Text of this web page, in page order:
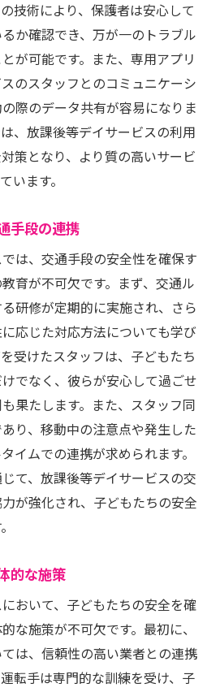
技術により、保護者は安心して
か確認でき、万が一のトラブル
が可能です。また、専用アプリ
のスタッフとのコミュニケーシ
際のデータ共有が容易になりま
、放課後等デイサービスの利用
策となり、より質の高いサービ
います。
手段の連携
は、交通手段の安全性を確保す
育が不可欠です。まず、交通ル
研修が定期的に実施され、さら
応じた対応方法についても学び
受けたスタッフは、子どもたち
でなく、彼らが安心して過ごせ
果たします。また、スタッフ同
り、移動中の注意点や発生した
イムでの連携が求められます。
て、放課後等デイサービスの交
が強化され、子どもたちの安全
的な施策
おいて、子どもたちの安全を確
な施策が不可欠です。最初に、
は、信頼性の高い業者との連携
転手は専門的な訓練を受け、子